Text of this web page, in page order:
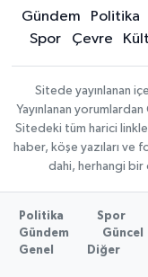
Gündem Politika
Spor
Çevre
Sitede yayınlanan
Yayınlanan
Sitedeki tüm harici
haber, köşe yazıları ve
dahi, herhangi bir
Politika Spor
Gündem
Güncel
Genel
Diğer